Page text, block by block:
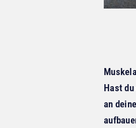
Hast
an